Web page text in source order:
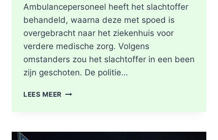
Ambulancepersoneel heeft het slachtoffer
behandeld, waarna deze met spoed is
overgebracht naar het ziekenhuis voor
verdere medische zorg. Volgens
omstanders zou het slachtoffer in een been
zijn geschoten. De politie…
LEES MEER SCHOTEN
32: